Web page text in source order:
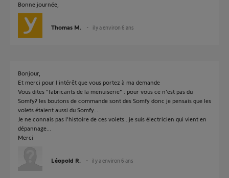
Bonne journée,
Thomas M. il y a environ 6 ans
Bonjour,
Et merci pour l'intérêt que vous portez à ma demande
Vous dites "fabricants de la menuiserie" : pour vous ce n'est pas du
Somfy? les boutons de commande sont des Somfy donc je pensais que les
volets étaient aussi du Somfy...
Je ne connais pas l'histoire de ces volets...je suis électricien qui vient en
dépannage...
Merci
Léopold R. il y a environ 6 ans